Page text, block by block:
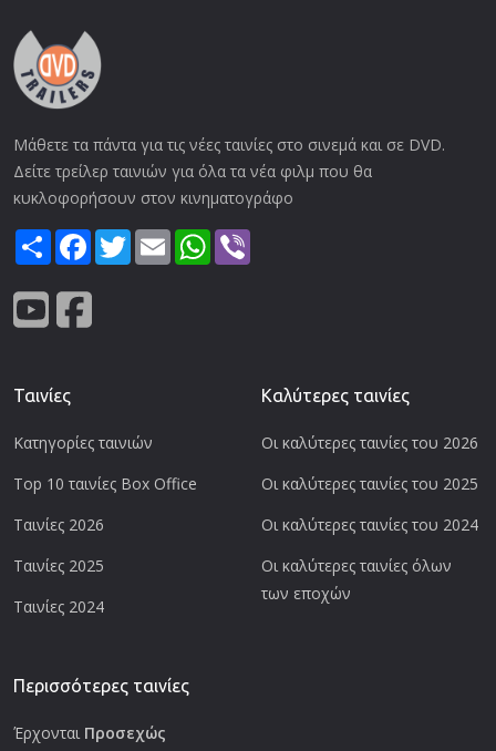
Μάθετε τα πάντα για τις νέες ταινίες στο σινεμά και σε DVD.
Δείτε τρείλερ ταινιών για όλα τα νέα φιλμ που θα
κυκλοφορήσουν στον κινηματογράφο
ShareFacebook
TwitterEmail WhatsApp
Ταινίες
Κατηγορίες ταινιών
Top 10 ταινίες Box Office
Ταινίες 2026
Ταινίες 2025
Ταινίες 2024
Καλύτερες ταινίες
Οι καλύτερες ταινίες του 2026
Οι καλύτερες ταινίες του 2025
Οι καλύτερες ταινίες του 2024
Οι καλύτερες ταινίες όλων
των εποχών
Περισσότερες ταινίες
Έρχονται Προσεχώς